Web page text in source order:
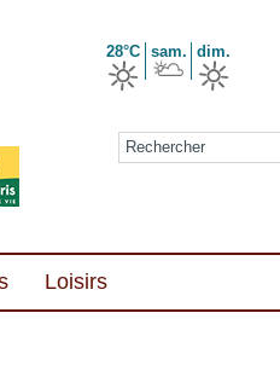
28°C sam. dim.
Formulaire de recherche
Loisirs